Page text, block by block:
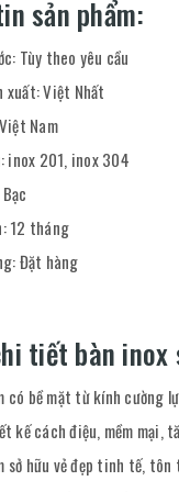
sản phẩm:
Tùy theo yêu cầu
xuất: Việt Nhất
Nam
inox 201, inox 304
12 tháng
Đặt hàng
tiết bàn inox
có bề mặt từ kính cường
kế cách điệu, mềm mại,
sở hữu vẻ đẹp tinh tế,